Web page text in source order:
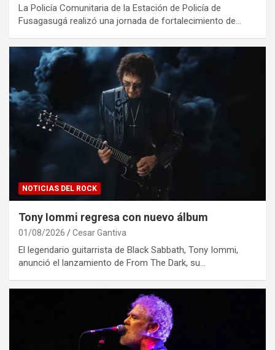
La Policía Comunitaria de la Estación de Policía de
Fusagasugá realizó una jornada de fortalecimiento de…
NOTICIAS DEL ROCK
Tony Iommi regresa con nuevo álbum
01/08/2026 Cesar Gantiva
El legendario guitarrista de Black Sabbath, Tony Iommi,
anunció el lanzamiento de From The Dark, su…